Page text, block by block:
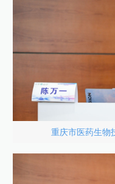
重庆市医药生物